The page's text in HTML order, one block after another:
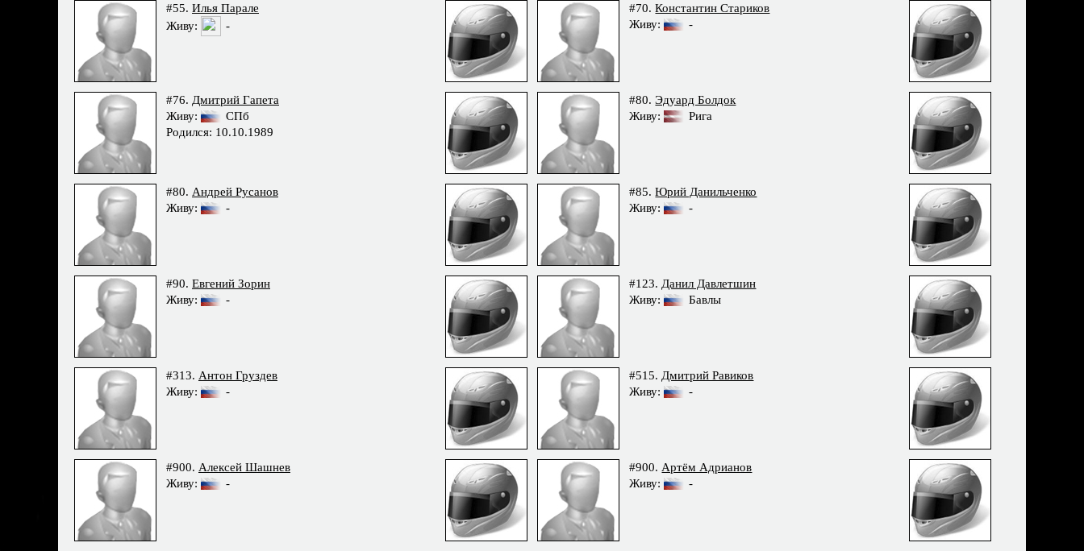
#55. Илья Парале
Живу:
-
#70.Константин Стариков
Живу:
-
#76. Дмитрий Гапета
Живу:
СПб
Родился: 10.10.1989
#80.Эдуард Болдок
Живу:
Рига
#80. Андрей Русанов
Живу:
-
#85.Юрий Данильченко
Живу:
-
#90. Евгений Зорин
Живу:
-
#123. Данил Давлетшин
Живу:
Бавлы
#313. Антон Груздев
Живу:
-
#515. Дмитрий Равиков
Живу:
-
#900. Алексей Шашнев
Живу:
-
#900. Артём Адрианов
Живу:
-